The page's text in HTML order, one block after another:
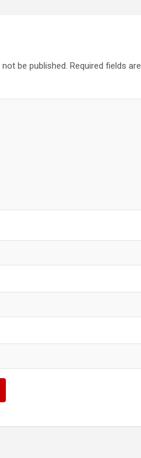
be published. Required fields